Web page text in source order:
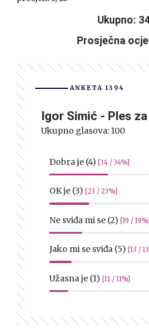
Ukupno:
Prosječna
ANKETA 1394
Igor Simić - Ples
Ukupno glasova: 100
Dobra je (4) [34 / 34%]
OK je (3) [23 / 23%]
Ne sviđa mi se (2) [19 / 19%]
Jako mi se sviđa (5) [13 /
Užasna je (1) [11 / 11%]